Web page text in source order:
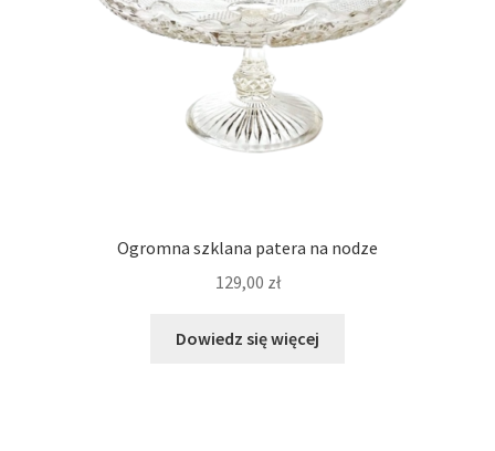
Ogromna szklana patera na nodze
129,00 zł
Dowiedz się więcej